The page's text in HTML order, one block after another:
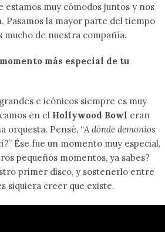
estamos muy cómodos juntos y nos
Pasamos la mayor parte del tiempo
de nuestra compañía.
más especial de tu
e icónicos siempre es muy
en el Hollywood Bowl eran
orquesta. Pensé, “A dónde demonios
” Ése fue un momento muy especial,
pequeños momentos, ya sabes?
primer disco, y sostenerlo entre
siquiera creer que existe.